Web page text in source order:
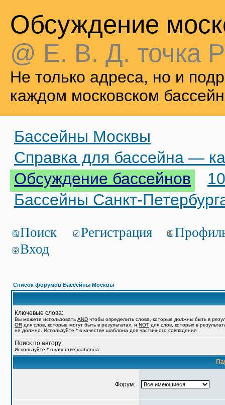
Обсуждение
@ Е. В. Д. точка
Не только адреса, но и
каждом московском
Бассейны Москвы
Справка для бассейна —
Обсуждение бассейнов
Бассейны Санкт-
Поиск Регистрация
Вход
Список форумов Бассейны Москвы
Ключевые слова:
Вы можете использовать AND чтобы определить слова, которые должны быть в
OR для слов, которые могут быть в результатах, и NOT для слов, которых в
не должно. Используйте * в качестве шаблона для частичного совпадения.
Поиск по автору:
Используйте * в качестве шаблона
Форум: